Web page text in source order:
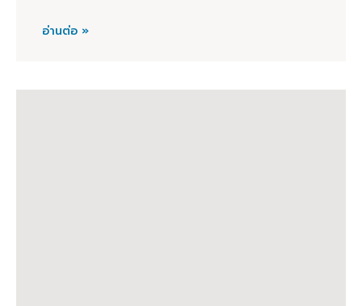
อ่านต่อ »